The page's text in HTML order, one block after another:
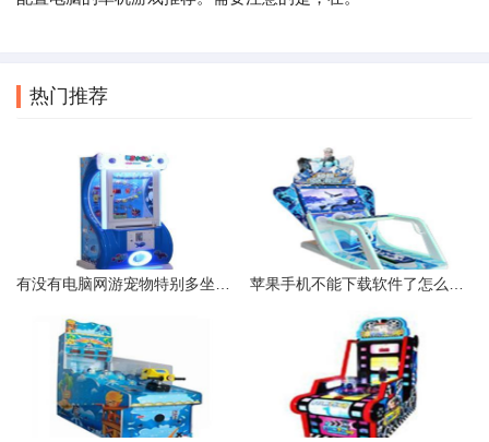
热门推荐